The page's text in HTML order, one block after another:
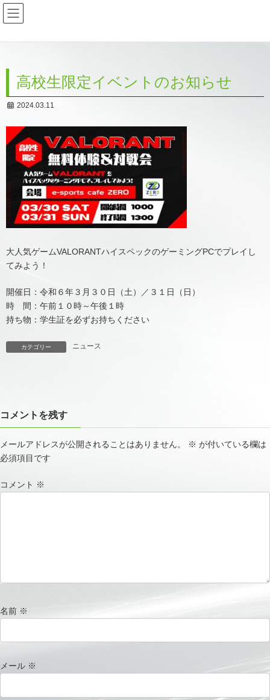
コ
ン
テ
ス
プ
ナ
ビ
ゲ
ン
動
高校生限定イベントのお知らせ
2024.03.11
大人気ゲームVALORANTハイスペックのゲーミングPCでプレイし
てみよう！
開催日：令和６年３月３０日（土）／３１日（日）
時 間：午前１０時～午後１時
持ち物：学生証を必ずお持ちください
カテゴリー ニュース
コメントを残す
メールアドレスが公開されることはありません。 ※ が付いている欄は
必須項目です
コメント ※
名前 ※
メール ※